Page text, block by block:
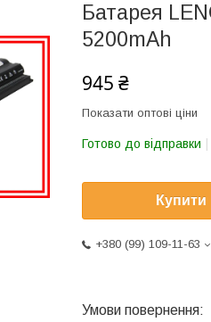
Батарея
5200mAh
945 ₴
Показати оптові ціни
Готово до відправки
Купити
+380 (99) 109-11-63